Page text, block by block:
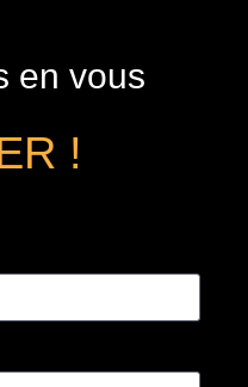
en vous
!